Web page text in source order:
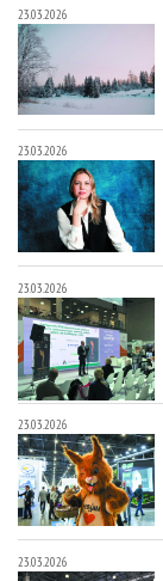
23.03.2026
23.03.2026
23.03.2026
23.03.2026
23.03.2026